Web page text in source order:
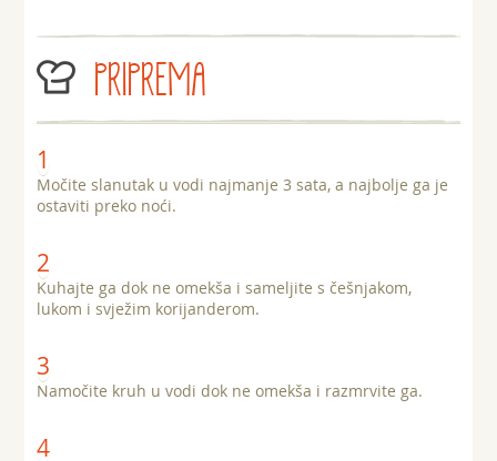
PRIPREMA
Močite slanutak u vodi najmanje 3 sata, a najbolje ga je
ostaviti preko noći.
Kuhajte ga dok ne omekša i sameljite s češnjakom,
lukom i svježim korijanderom.
Namočite kruh u vodi dok ne omekša i razmrvite ga.